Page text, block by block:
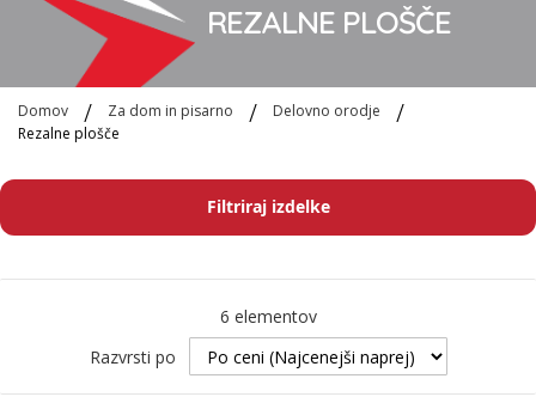
REZALNE PLOŠČE
Domov Za dom in pisarno
Delovno orodje
Rezalne plošče
Filtriraj izdelke
6 elementov
Razvrsti po